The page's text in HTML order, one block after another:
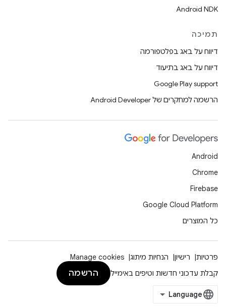
Android NDK
תמיכה
דיווח על באג בפלטפורמה
דיווח על באג בתיעוד
Google Play support
הרשמה למחקרים של Android Developer
Android
Chrome
Firebase
Google Cloud Platform
כל המוצרים
פרטיות רישיון הנחיות מיתוג
Manage cookies
קבלת עדכוני חדשות וטיפים באימייל
הרשמה